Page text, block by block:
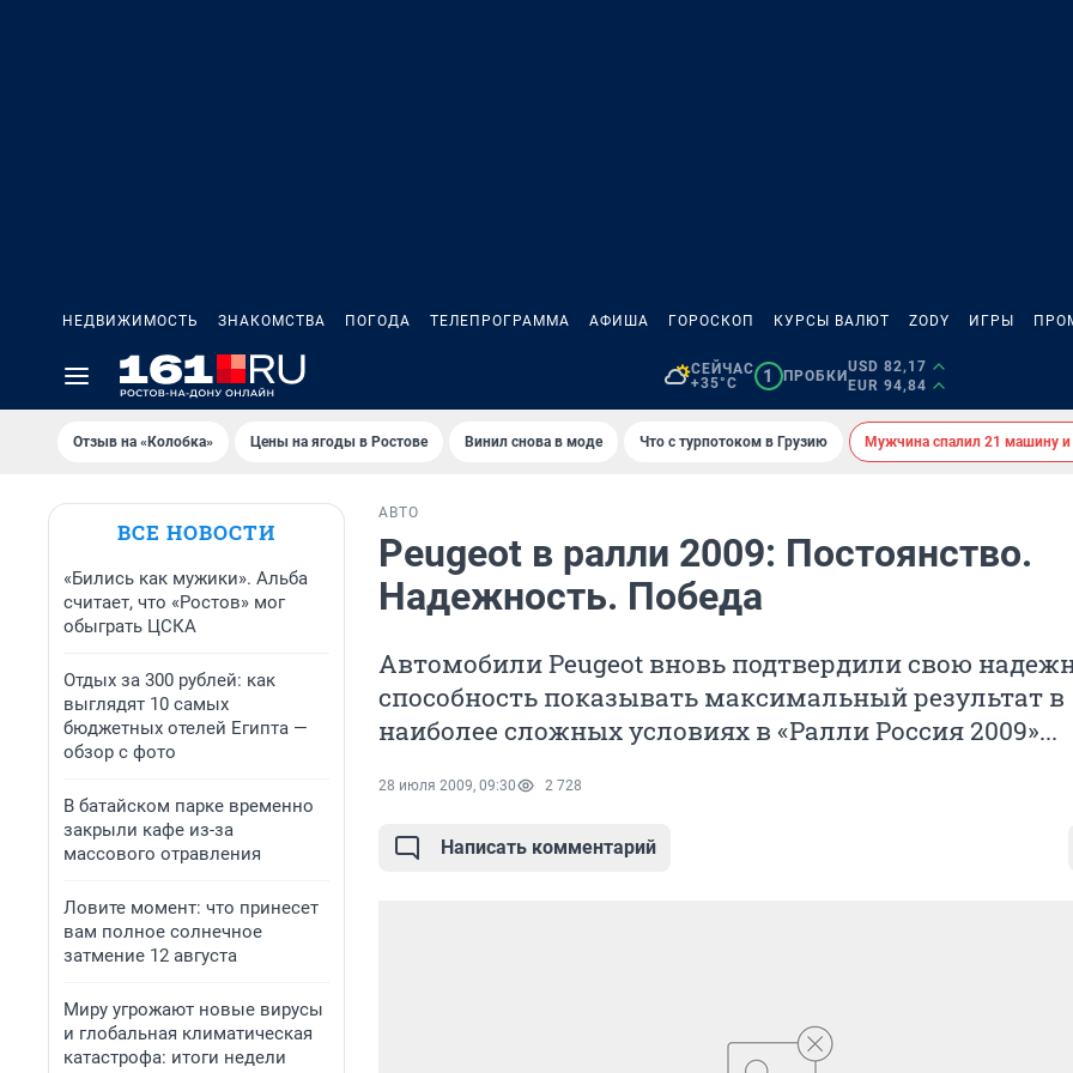
НЕДВИЖИМОСТЬ ЗНАКОМСТВА ПОГОДА ТЕЛЕПРОГРАММА АФИША ГОРОСКОП КУРСЫ ВАЛЮТ ZODY ИГРЫ
СЕЙЧАС
+35°C
1 ПРОБКИ
USD 82,17
EUR 94,84
Отзыв на «Колобка» Цены на ягоды в Ростове Винил снова в моде Что с турпотоком в Грузию Мужчина спалил 21 машину
ВСЕ НОВОСТИ
«Бились как мужики». Альба
считает, что «Ростов» мог
обыграть ЦСКА
Отдых за 300 рублей: как
выглядят 10 самых
бюджетных отелей Египта —
обзор с фото
В батайском парке временно
закрыли кафе из-за
массового отравления
Ловите момент: что принесет
вам полное солнечное
затмение 12 августа
Миру угрожают новые вирусы
и глобальная климатическая
катастрофа: итоги недели
АВТО
Peugeot в ралли 2009: Постоянство.
Надежность. Победа
Автомобили Peugeot вновь подтвердили свою
способность показывать максимальный результат в
наиболее сложных условиях в «Ралли Россия 2009»...
28 июля 2009, 09:30 2 728
Написать комментарий